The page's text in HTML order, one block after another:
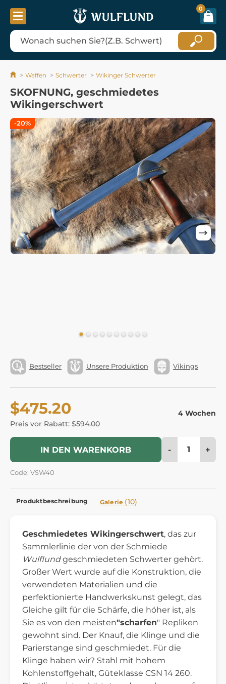
0
Waffen Schwerter Wikinger Schwerter
SKOFNUNG, geschmiedetes
Wikingerschwert
Bestseller Unsere Produktion Vikings
$475.20
Preis vor Rabatt: $594.00
4 Wochen
IN DEN WARENKORB - +
Code: VSW40
-20%
Produktbeschreibung Galerie (10)
Geschmiedetes Wikingerschwert, das zur
Sammlerlinie der von der Schmiede
Wulflundgeschmiedeten Schwerter gehört.
Großer Wert wurde auf die Konstruktion, die
verwendeten Materialien und die
perfektionierte Handwerkskunst gelegt, das
Gleiche gilt für die Schärfe, die höher ist, als
Sie es von den meisten"scharfen" Repliken
gewohnt sind. Der Knauf, die Klinge und die
Parierstange sind geschmiedet. Für die
Klinge haben wir? Stahl mit hohem
Kohlenstoffgehalt, Güteklasse CSN 14 260.